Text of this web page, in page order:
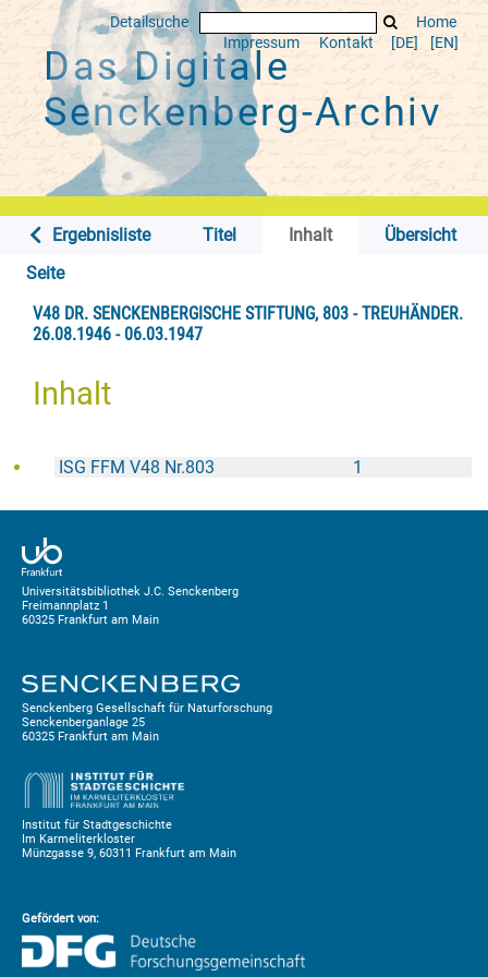
Detailsuche
Home
Impressum
Kontakt [DE] [EN]
Das Digitale
Senckenberg-Archiv
Ergebnisliste Titel Inhalt
Übersicht
Seite
V48 DR. SENCKENBERGISCHE STIFTUNG, 803 - TREUHÄNDER.
26.08.1946 - 06.03.1947
Inhalt
1
ISG FFM V48 Nr.803
Universitätsbibliothek J.C. Senckenberg
Freimannplatz 1
60325 Frankfurt am Main
Senckenberg Gesellschaft für Naturforschung
Senckenberganlage 25
60325 Frankfurt am Main
Institut für Stadtgeschichte
Im Karmeliterkloster
Münzgasse 9, 60311 Frankfurt am Main
Gefördert von: